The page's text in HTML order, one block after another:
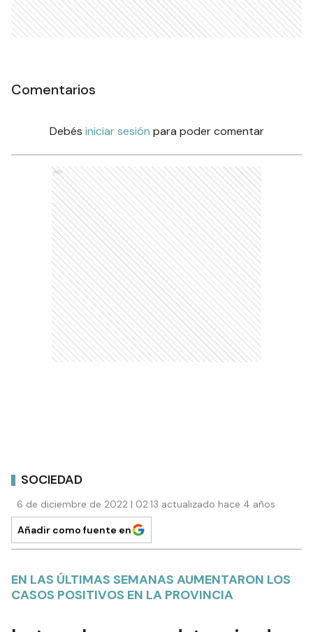
Comentarios
Debés iniciar sesión para poder comentar
Ads
SOCIEDAD
6 de diciembre de 2022 | 02:13 actualizado hace 4 años
Añadir como fuente en
EN LAS ÚLTIMAS SEMANAS AUMENTARON LOS
CASOS POSITIVOS EN LA PROVINCIA